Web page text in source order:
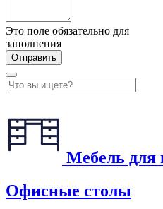
Это поле обязательно для
заполнения
Мебель для
Офисные столы